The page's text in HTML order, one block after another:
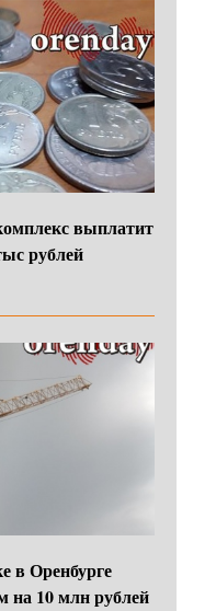
выплатит
рублей
в Оренбурге
на 10 млн рублей